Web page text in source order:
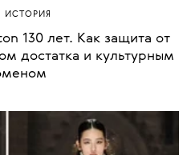
ИСТОРИЯ
130 лет. Как защита от
достатка и культурным